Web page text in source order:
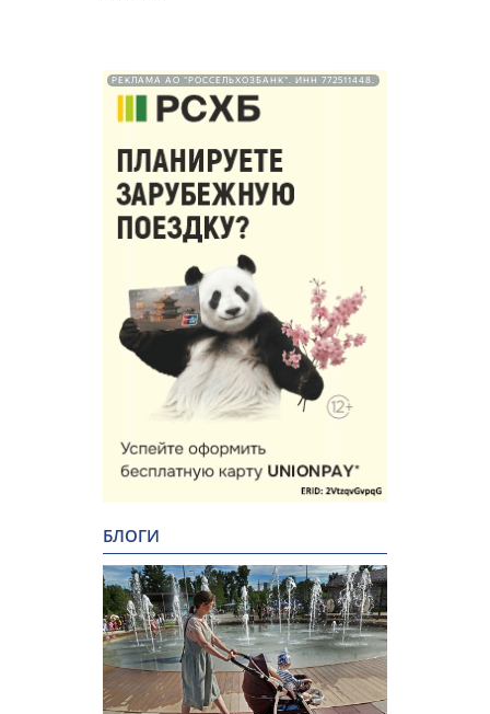
РЕКЛАМА АО "РОССЕЛЬХОЗБАНК". ИНН 772511448.
БЛОГИ